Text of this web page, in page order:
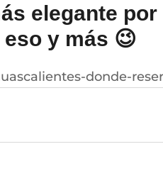
elegante
y más 😉
donde-